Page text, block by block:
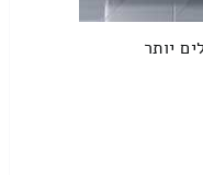
יותר